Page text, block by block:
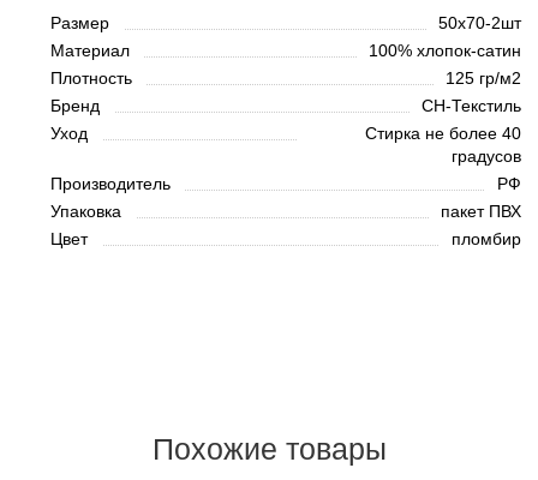
Размер
50х70-2шт
Материал
100% хлопок-сатин
Плотность
125 гр/м2
Бренд
СН-Текстиль
Уход
Стирка не более 40
градусов
Производитель
РФ
Упаковка
пакет ПВХ
Цвет
пломбир
Похожие товары